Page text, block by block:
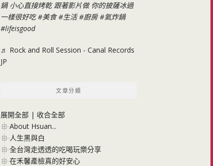
鍋 小心直接烤乾 跟著影片做 你的披薩冰過
一樣很好吃#美食 #生活 #廚房 #氣炸鍋
#lifeisgood
♬ Rock and Roll Session - Canal Records
JP
文章分類
展開全部 | 收合全部
About Hsuan...
人生黑與白
全台灣走透透的吃喝玩樂分享
在禾馨產檢真的好安心